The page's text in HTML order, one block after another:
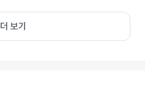
더 보기